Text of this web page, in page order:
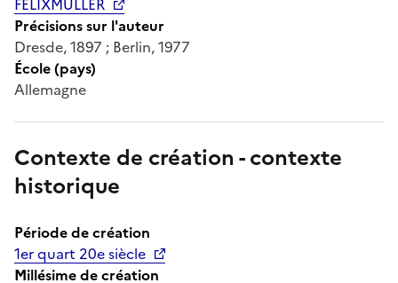
Précisions sur l'auteur
Dresde, 1897 ; Berlin, 1977
École (pays)
Allemagne
Contexte de création - contexte
historique
Période de création
1er quart 20e siècle
Millésime de création